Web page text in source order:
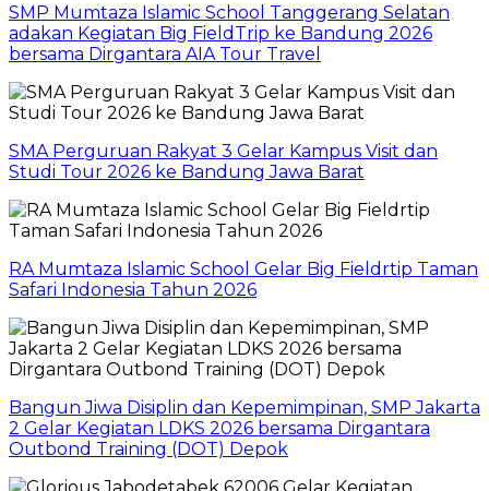
SMP Mumtaza Islamic School Tanggerang Selatan
adakan Kegiatan Big FieldTrip ke Bandung 2026
bersama Dirgantara AIA Tour Travel
SMA Perguruan Rakyat 3 Gelar Kampus Visit dan
Studi Tour 2026 ke Bandung Jawa Barat
RA Mumtaza Islamic School Gelar Big Fieldrtip Taman
Safari Indonesia Tahun 2026
Bangun Jiwa Disiplin dan Kepemimpinan, SMP Jakarta
2 Gelar Kegiatan LDKS 2026 bersama Dirgantara
Outbond Training (DOT) Depok